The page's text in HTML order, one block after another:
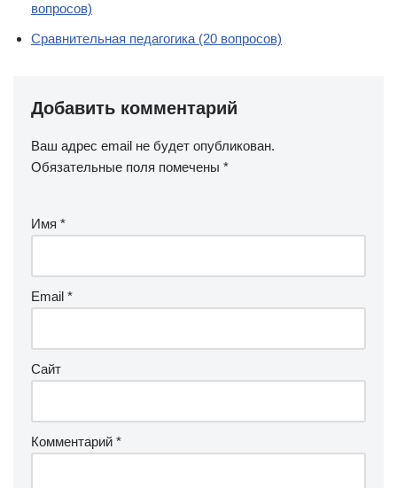
вопросов)
Сравнительная педагогика (20 вопросов)
Добавить комментарий
Ваш адрес email не будет опубликован.
Обязательные поля помечены *
Имя *
Email *
Сайт
Комментарий *